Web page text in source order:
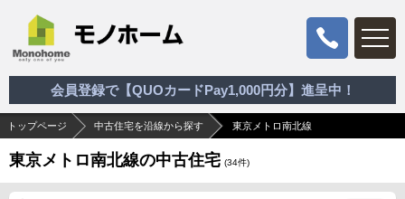
会員登録で【QUOカードPay1,000円分】進呈中！
トップページ 中古住宅を沿線から探す 東京メトロ南北線
東京メトロ南北線の中古住宅 (34件)